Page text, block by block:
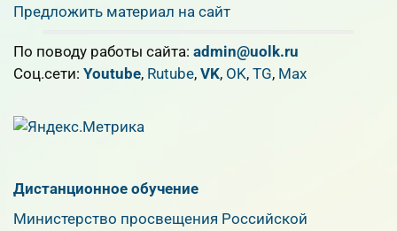
Предложить материал на сайт
По поводу работы сайта: admin@uolk.ru
Cоц.сети: Youtube, Rutube, VK, OK, TG, Max
Дистанционное обучение
Министерство просвещения Российской